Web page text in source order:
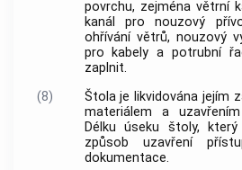
povrchu, zejména větrní
kanál pro nouzový
ohřívání větrů, nouzový
pro kabely a potrubní
zaplnit.
(8)
Štola je likvidována jejím
materiálem a
Délku úseku štoly,
způsob uzavření
dokumentace.